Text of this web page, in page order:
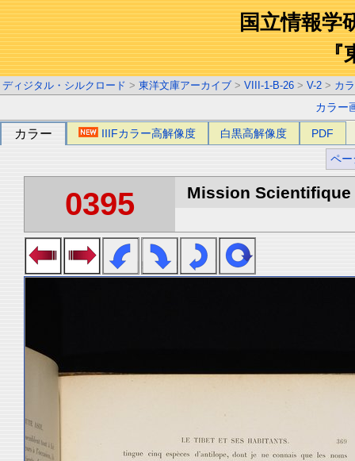
国立情報学
『
ディジタル・シルクロード > 東洋文庫アーカイブ > VIII-1-B-26 > V-2 > カ
カラー
カラー IIIFカラー高解像度 白黒高解像度 PDF
ペー
0395 Mission Scientifique